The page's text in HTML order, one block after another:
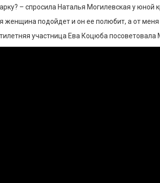
– спросила Наталья Могилевская у юной
женщина подойдет и он ее полюбит, а от меня
участница Ева Коцюба